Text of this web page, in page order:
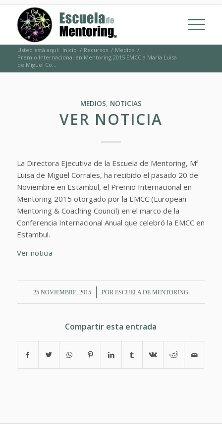
Usted está aquí: Inicio / Recursos / Medios /
Premio Internacional en Mentoring 2015 EMCC a María Luisa
de Miguel Co...
MEDIOS, NOTICIAS
VER NOTICIA
La Directora Ejecutiva de la Escuela de Mentoring, Mª
Luisa de Miguel Corrales, ha recibido el pasado 20 de
Noviembre en Estambul, el Premio Internacional en
Mentoring 2015 otorgado por la EMCC (European
Mentoring & Coaching Council) en el marco de la
Conferencia Internacional Anual que celebró la EMCC en
Estambul.
Ver noticia
25 NOVIEMBRE, 2015
/ PORESCUELA DE MENTORING
Compartir esta entrada